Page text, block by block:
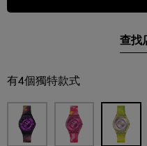
查找
有4個獨特款式